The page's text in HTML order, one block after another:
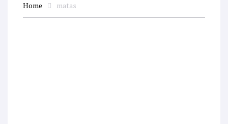
Home matas